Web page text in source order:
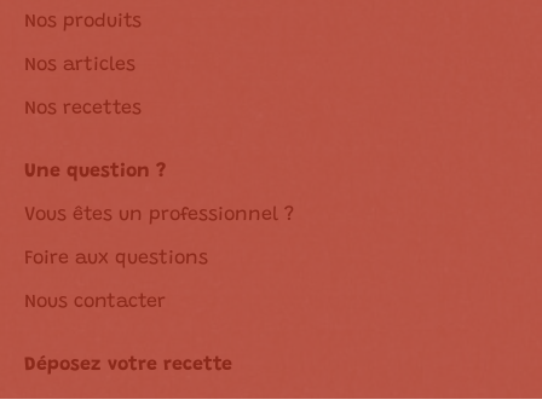
Nos produits
Nos articles
Nos recettes
Une question ?
Vous êtes un professionnel ?
Foire aux questions
Nous contacter
Déposez votre recette